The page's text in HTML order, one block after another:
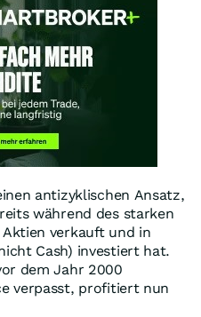
antizyklischen Ansatz,
während des starken
verkauft und in
Cash) investiert hat.
dem Jahr 2000
verpasst, profitiert nun